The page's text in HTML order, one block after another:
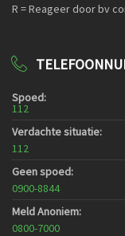
R = Reageer door bv
Spoed:
112
Verdachte situatie:
112
Geen spoed:
0900-8844
Meld Anoniem:
0800-7000